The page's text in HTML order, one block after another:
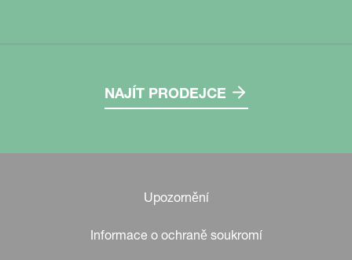
NAJÍT PRODEJCE
Upozornění
Informace o ochraně soukromí